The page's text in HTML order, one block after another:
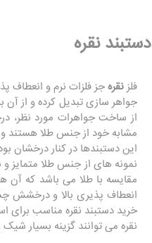
دستبند نقره
فلزنقرهجز فلزات نرم و انعطاف
جواهر سازی تبدیل کرده و از آن
از ساخت جواهرات مورد نظر،
مشابه خود از جنس طلا هستند
این دستبندها در کنار درخشان
نمونه های از جنس طلا متمایز
مقایسه با طلا می باشد که آن
انعطاف پذیری بالا و درخشش
خرید دستبند نقره مناسب برای
نقره می توانند گزینه بسیار